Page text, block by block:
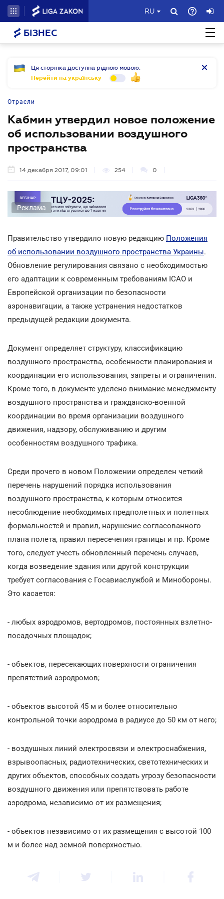
RU
БІЗНЕС
Ця сторінка доступна рідною мовою.
Перейти на українську
Отрасли
Кабмин утвердил новое положение
об использовании воздушного
пространства
14 декабря 2017, 09:01 254 0
Реклама
Правительство утвердило новую редакцию Положения
об использовании воздушного пространства Украины.
Обновление регулирования связано с необходимостью
его адаптации к современным требованиям ICAO и
Европейской организации по безопасности
аэронавигации, а также устранения недостатков
предыдущей редакции документа.
Документ определяет структуру, классификацию
воздушного пространства, особенности планирования и
координации его использования, запреты и ограничения.
Кроме того, в документе уделено внимание менеджменту
воздушного пространства и гражданско-военной
координации во время организации воздушного
движения, надзору, обслуживанию и другим
особенностям воздушного трафика.
Среди прочего в новом Положении определен четкий
перечень нарушений порядка использования
воздушного пространства, к которым относится
несоблюдение необходимых предполетных и полетных
формальностей и правил, нарушение согласованного
плана полета, правил пересечения границы и пр. Кроме
того, следует учесть обновленный перечень случаев,
когда возведение здания или другой конструкции
требует согласования с Госавиаслужбой и Минобороны.
Это касается:
- любых аэродромов, вертодромов, постоянных взлетно-
посадочных площадок;
- объектов, пересекающих поверхности ограничения
препятствий аэродромов;
- объектов высотой 45 м и более относительно
контрольной точки аэродрома в радиусе до 50 км от него;
- воздушных линий электросвязи и электроснабжения,
взрывоопасных, радиотехнических, светотехнических и
других объектов, способных создать угрозу безопасности
воздушного движения или препятствовать работе
аэродрома, независимо от их размещения;
- объектов независимо от их размещения с высотой 100
м и более над земной поверхностью.